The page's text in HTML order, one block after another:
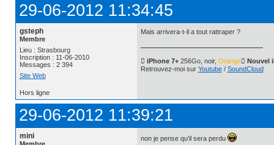
29-06-2012 11:34:45
gsteph
Membre
Lieu : Strasbourg
Inscription : 11-06-2010
Messages : 2 394
Site Web
Mais arrivera-t-il a tout rattraper ?
 iPhone 7+256Go, noir, Orange Nouvel
Retrouvez-moi sur Youtube/ SoundCloud
Hors ligne
29-06-2012 11:39:21
mini
Membre
non je pense qu'il sera perdu